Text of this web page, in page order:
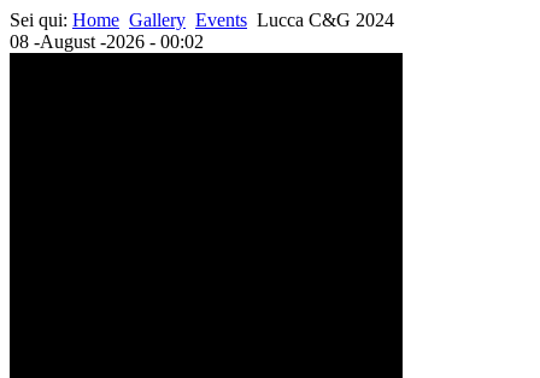
Sei qui: Home Gallery Events Lucca C&G 2024
08 -August -2026 - 00:02